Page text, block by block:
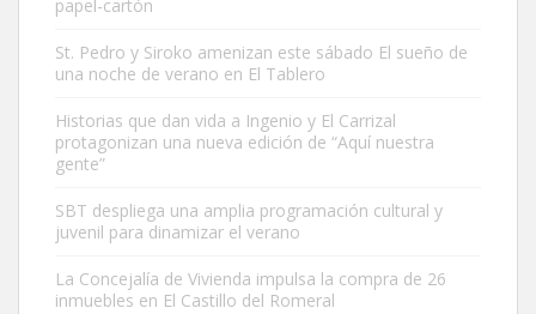
Este gato macho ha aparecido en la calle hace menos de un mes,
es muy manso y extremadamente cari...
Leales.org » Gran Canaria
papel-cartón
St. Pedro y Siroko amenizan este sábado El sueño de
una noche de verano en El Tablero
Historias que dan vida a Ingenio y El Carrizal
protagonizan una nueva edición de “Aquí nuestra
gente”
SBT despliega una amplia programación cultural y
juvenil para dinamizar el verano
La Concejalía de Vivienda impulsa la compra de 26
inmuebles en El Castillo del Romeral